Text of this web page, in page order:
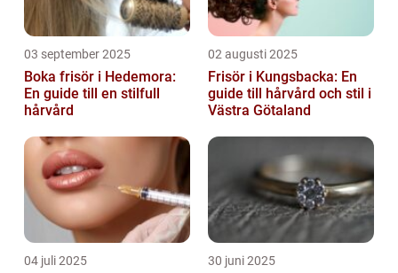
03 september 2025
Boka frisör i Hedemora:
En guide till en stilfull
hårvård
02 augusti 2025
Frisör i Kungsbacka: En
guide till hårvård och stil i
Västra Götaland
04 juli 2025 30 juni 2025